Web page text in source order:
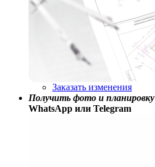
Заказать изменения
Получить фото и планировку
WhatsApp или Telegram